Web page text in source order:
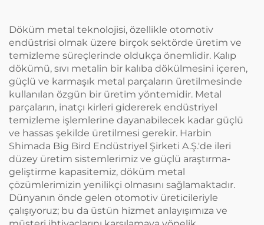
Döküm metal teknolojisi, özellikle otomotiv
endüstrisi olmak üzere birçok sektörde üretim ve
temizleme süreçlerinde oldukça önemlidir. Kalıp
dökümü, sıvı metalin bir kalıba dökülmesini içeren,
güçlü ve karmaşık metal parçaların üretilmesinde
kullanılan özgün bir üretim yöntemidir. Metal
parçaların, inatçı kirleri gidererek endüstriyel
temizleme işlemlerine dayanabilecek kadar güçlü
ve hassas şekilde üretilmesi gerekir. Harbin
Shimada Big Bird Endüstriyel Şirketi A.Ş.'de ileri
düzey üretim sistemlerimiz ve güçlü araştırma-
geliştirme kapasitemiz, döküm metal
çözümlerimizin yenilikçi olmasını sağlamaktadır.
Dünyanın önde gelen otomotiv üreticileriyle
çalışıyoruz; bu da üstün hizmet anlayışımıza ve